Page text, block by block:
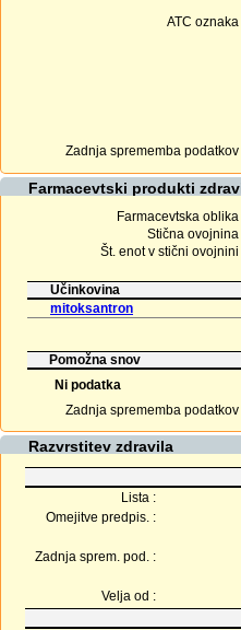
ATC oznaka
Zadnja sprememba podatkov
Farmacevtski produkti
Farmacevtska oblika
Stična ovojnina
Št. enot v stični ovojnini
Učinkovina
mitoksantron
Pomožna snov
Ni podatka
Zadnja sprememba podatkov
Razvrstitev zdravila
Lista :
Omejitve predpis. :
Zadnja sprem. pod. :
Velja od :